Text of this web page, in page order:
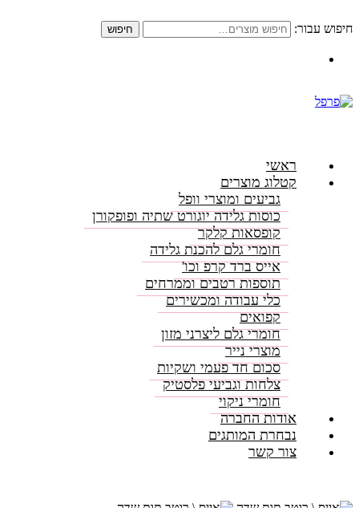
חיפוש עבור: חיפוש
ראשי
קטלוג מוצרים
גביעים ומוצרי וופל
כוסות גלידה יוגורט שתיה ופופקורן
קופסאות קלקר
חומרי גלם להכנת גלידה
אייס ברד קרפ וכו'
תוספות רטבים וממרחים
כלי עבודה ומכשירים
קפואים
חומרי גלם ליצרני מזון
מוצרי נייר
סכום חד פעמי ושקיות
צלחות וגביעי פלסטיק
חומרי ניקוי
אודות החברה
נבחרת המותגים
צור קשר